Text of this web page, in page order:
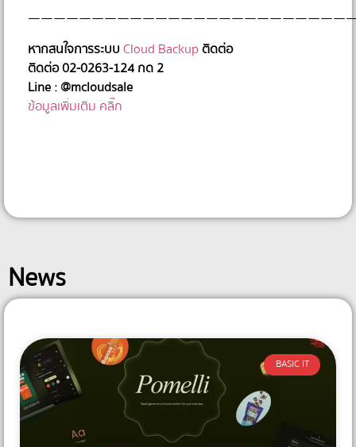
หากสนใจการระบบCloud Backupติดต่อ
ติดต่อ 02-0263-124 กด 2
Line : @mcloudsale
ข้อมูลเพิ่มเติม คลิ๊ก
News
BASIC IT